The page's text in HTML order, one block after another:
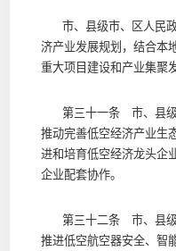
市、县级市、区人民政
济产业发展规划，结合本
重大项目建设和产业集聚
第三十一条 市、县级
推动完善低空经济产业生
进和培育低空经济龙头企
企业配套协作。
第三十二条 市、县级
推进低空航空器安全、智